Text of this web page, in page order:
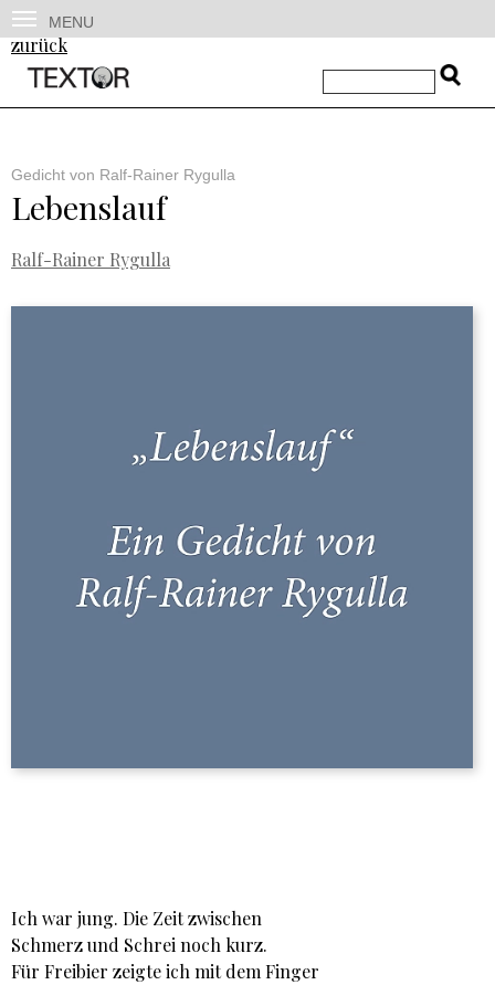
MENU
zurück
Gedicht von Ralf-Rainer Rygulla
Lebenslauf
Ralf-Rainer Rygulla
Ich war jung. Die Zeit zwischen
Schmerz und Schrei noch kurz.
Für Freibier zeigte ich mit dem Finger